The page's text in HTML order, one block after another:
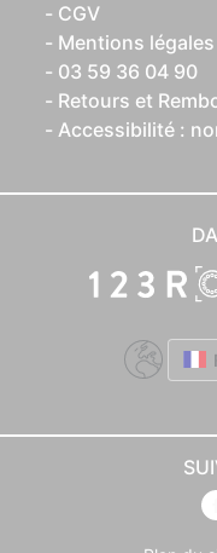
CGV
Mentions légales
03 59 36 04 90
Retours et
Accessibilité :